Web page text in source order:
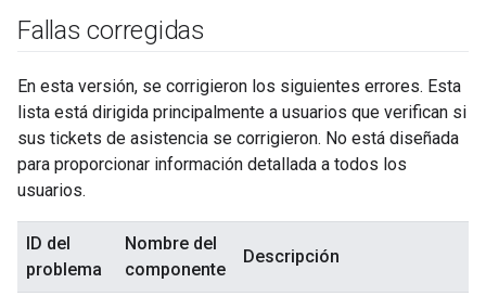
Fallas corregidas
En esta versión, se corrigieron los siguientes errores. Esta
lista está dirigida principalmente a usuarios que verifican si
sus tickets de asistencia se corrigieron. No está diseñada
para proporcionar información detallada a todos los
usuarios.
ID del
problema
Nombre del
componente
Descripción